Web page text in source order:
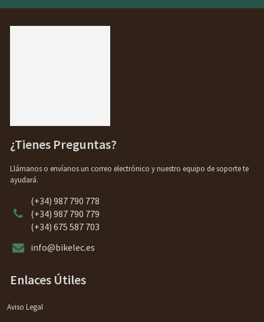
¿Tienes Preguntas?
Llámanos o envíanos un correo electrónico y nuestro equipo de soporte te
ayudará.
(+34) 987 790 778
(+34) 987 790 779
(+34) 675 587 703
info@bikelec.es
Enlaces Útiles
Aviso Legal